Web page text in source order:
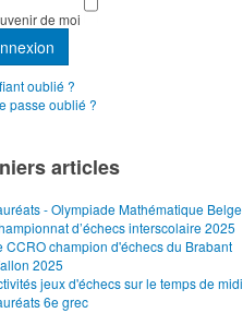
de moi
oublié ?
passe oublié ?
articles
- Olympiade Mathématique Belge
d’échecs interscolaire 2025
CCRO champion d'échecs du Brabant
2025
jeux d'échecs sur le temps de midi
6e grec